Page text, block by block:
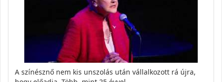
A színésznő nem kis unszolás után vállalkozott rá újra,